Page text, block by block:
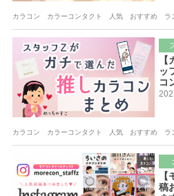
カラコン カラーコンタクト 人気 おすすめ ラ
ッ
コ
カラコン カラーコンタクト 人気 おすすめ ラ
稿